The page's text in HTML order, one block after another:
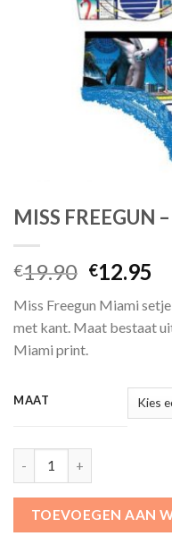
MISS FREEGUN
€19.90
was:
€19.90.
€12.95
is:
Miss Freegun Miami
met kant. Maat bestaat
Miami print.
MAAT
TOEVOEGEN AAN